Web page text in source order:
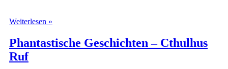
Weiterlesen »
–
Joris
Phantastische Geschichten – Cthulhus
Ruf